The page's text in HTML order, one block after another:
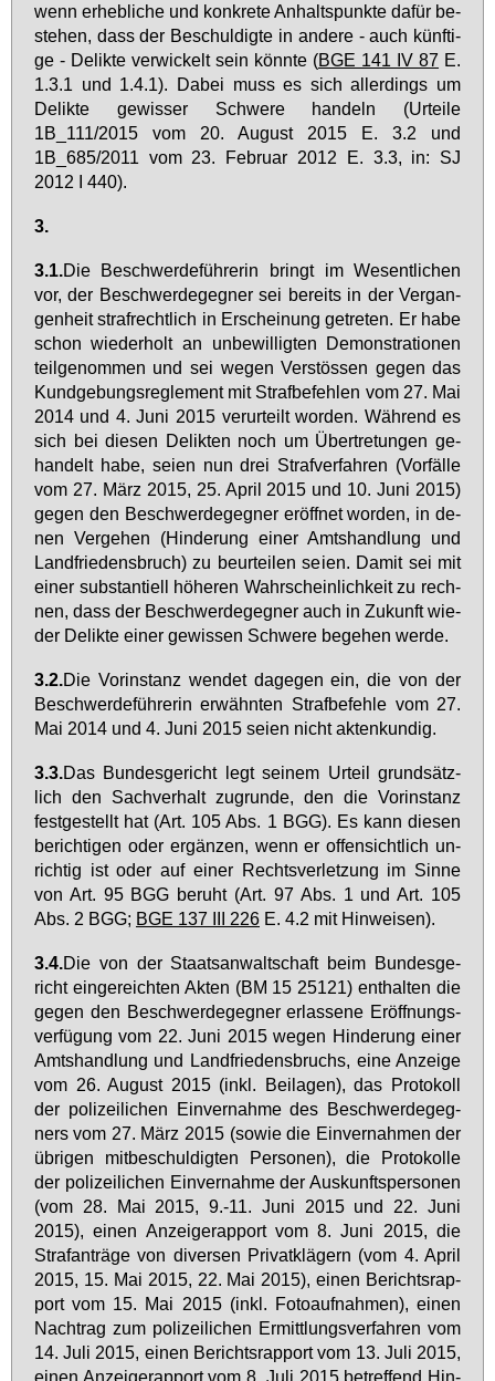
wenn er­heb­li­che und kon­kre­te An­halts­punk­te da­für be­
ste­hen, dass der Be­schul­dig­te in an­de­re - auch künf­ti­
ge - De­lik­te ver­wi­ckelt sein könn­te (BGE 141 IV 87 E.
1.3.1 und 1.4.1). Da­bei muss es sich al­ler­dings um
De­lik­te ge­wis­ser Schwe­re han­deln (Ur­tei­le
1B_111/2015 vom 20. Au­gust 2015 E. 3.2 und
1B_685/2011 vom 23. Fe­bru­ar 2012 E. 3.3, in: SJ
2012 I 440).
3.
3.1.Die Be­schwer­de­füh­re­rin bringt im We­sent­li­chen
vor, der Be­schwer­de­geg­ner sei be­reits in der Ver­gan­
gen­heit straf­recht­lich in Er­schei­nung ge­tre­ten. Er ha­be
schon wie­der­holt an un­be­wil­lig­ten De­mons­tra­tio­nen
teil­ge­nom­men und sei we­gen Ver­stös­sen ge­gen das
Kund­ge­bungs­re­gle­ment mit Straf­be­feh­len vom 27. Mai
2014 und 4. Ju­ni 2015 ver­ur­teilt wor­den. Wäh­rend es
sich bei die­sen De­lik­ten noch um Über­tre­tun­gen ge­
han­delt ha­be, sei­en nun drei Straf­ver­fah­ren (Vor­fäl­le
vom 27. März 2015, 25. April 2015 und 10. Ju­ni 2015)
ge­gen den Be­schwer­de­geg­ner er­öff­net wor­den, in de­
nen Ver­ge­hen (Hin­de­rung ei­ner Amts­hand­lung und
Land­frie­dens­bruch) zu be­ur­tei­len sei­en. Da­mit sei mit
ei­ner sub­stan­ti­ell hö­he­ren Wahr­schein­lich­keit zu rech­
nen, dass der Be­schwer­de­geg­ner auch in Zu­kunft wie­
der De­lik­te ei­ner ge­wis­sen Schwe­re be­ge­hen wer­de.
3.2.Die Vor­in­stanz wen­det da­ge­gen ein, die von der
Be­schwer­de­füh­re­rin er­wähn­ten Straf­be­feh­le vom 27.
Mai 2014 und 4. Ju­ni 2015 sei­en nicht ak­ten­kun­dig.
3.3.Das Bun­des­ge­richt legt sei­nem Ur­teil grund­sätz­
lich den Sach­ver­halt zu­grun­de, den die Vor­in­stanz
fest­ge­stellt hat (Art. 105 Abs. 1 BGG). Es kann die­sen
be­rich­ti­gen oder er­gän­zen, wenn er of­fen­sicht­lich un­
rich­tig ist oder auf ei­ner Rechts­ver­let­zung im Sin­ne
von Art. 95 BGG be­ruht (Art. 97 Abs. 1 und Art. 105
Abs. 2 BGG; BGE 137 III 226E. 4.2 mit Hin­wei­sen).
3.4.Die von der Staats­an­walt­schaft beim Bun­des­ge­
richt ein­ge­reich­ten Ak­ten (BM 15 25121) ent­hal­ten die
ge­gen den Be­schwer­de­geg­ner er­las­se­ne Er­öff­nungs­
ver­fü­gung vom 22. Ju­ni 2015 we­gen Hin­de­rung ei­ner
Amts­hand­lung und Land­frie­dens­bruchs, ei­ne An­zei­ge
vom 26. Au­gust 2015 (inkl. Bei­la­gen), das Pro­to­koll
der po­li­zei­li­chen Ein­ver­nah­me des Be­schwer­de­geg­
ners vom 27. März 2015 (so­wie die Ein­ver­nah­men der
üb­ri­gen mit­be­schul­dig­ten Per­so­nen), die Pro­to­kol­le
der po­li­zei­li­chen Ein­ver­nah­me der Aus­kunfts­per­so­nen
(vom 28. Mai 2015, 9.-11. Ju­ni 2015 und 22. Ju­ni
2015), ei­nen An­zei­ge­rap­port vom 8. Ju­ni 2015, die
Straf­an­trä­ge von di­ver­sen Pri­vat­klä­gern (vom 4. April
2015, 15. Mai 2015, 22. Mai 2015), ei­nen Be­richts­rap­
port vom 15. Mai 2015 (inkl. Fo­to­auf­nah­men), ei­nen
Nach­trag zum po­li­zei­li­chen Er­mitt­lungs­ver­fah­ren vom
14. Ju­li 2015, ei­nen Be­richts­rap­port vom 13. Ju­li 2015,